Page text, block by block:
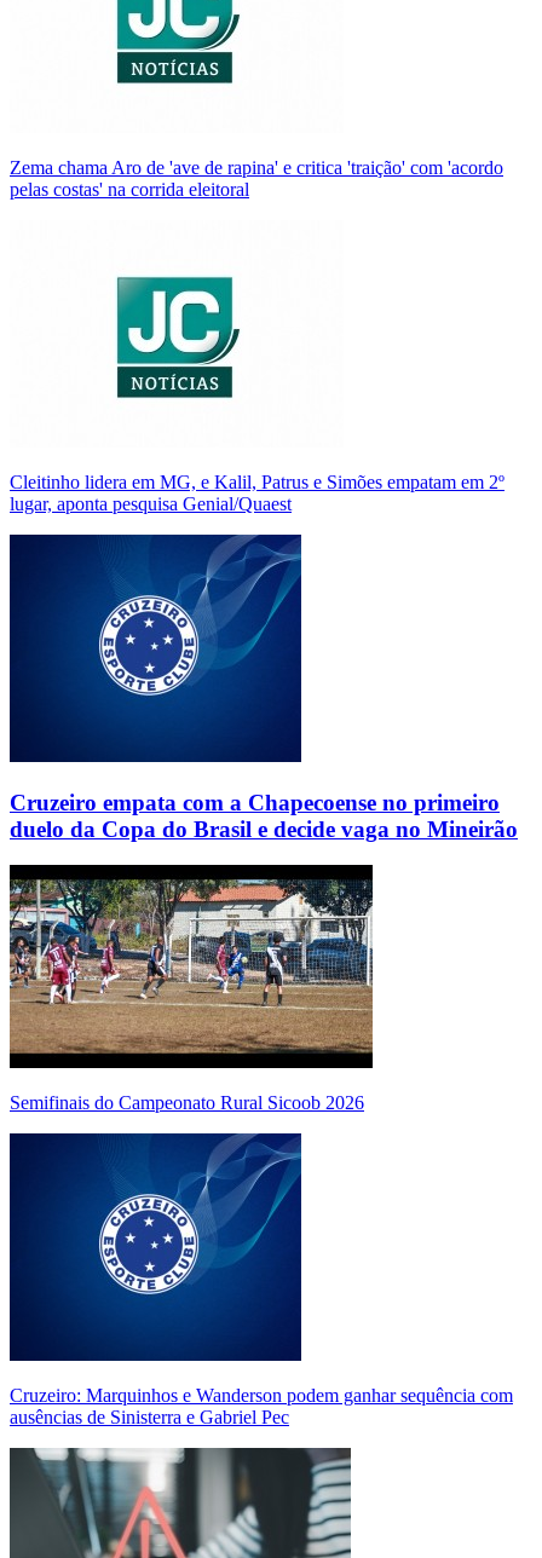
Zema chama Aro de 'ave de rapina' e critica 'traição' com 'acordo
pelas costas' na corrida eleitoral
Cleitinho lidera em MG, e Kalil, Patrus e Simões empatam em 2º
lugar, aponta pesquisa Genial/Quaest
Cruzeiro empata com a Chapecoense no primeiro
duelo da Copa do Brasil e decide vaga no Mineirão
Semifinais do Campeonato Rural Sicoob 2026
Cruzeiro: Marquinhos e Wanderson podem ganhar sequência com
ausências de Sinisterra e Gabriel Pec